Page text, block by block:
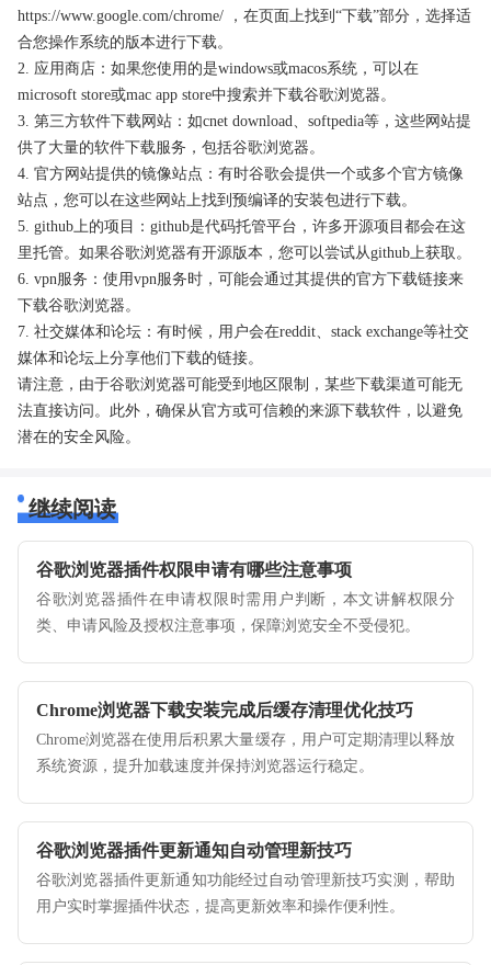
https://www.google.com/chrome/ ，在页面上找到“下载”部分，选择适
合您操作系统的版本进行下载。
2. 应用商店：如果您使用的是windows或macos系统，可以在
microsoft store或mac app store中搜索并下载谷歌浏览器。
3. 第三方软件下载网站：如cnet download、softpedia等，这些网站提
供了大量的软件下载服务，包括谷歌浏览器。
4. 官方网站提供的镜像站点：有时谷歌会提供一个或多个官方镜像
站点，您可以在这些网站上找到预编译的安装包进行下载。
5. github上的项目：github是代码托管平台，许多开源项目都会在这
里托管。如果谷歌浏览器有开源版本，您可以尝试从github上获取。
6. vpn服务：使用vpn服务时，可能会通过其提供的官方下载链接来
下载谷歌浏览器。
7. 社交媒体和论坛：有时候，用户会在reddit、stack exchange等社交
媒体和论坛上分享他们下载的链接。
请注意，由于谷歌浏览器可能受到地区限制，某些下载渠道可能无
法直接访问。此外，确保从官方或可信赖的来源下载软件，以避免
潜在的安全风险。
继续阅读
谷歌浏览器插件权限申请有哪些注意事项
谷歌浏览器插件在申请权限时需用户判断，本文讲解权限分
类、申请风险及授权注意事项，保障浏览安全不受侵犯。
Chrome浏览器下载安装完成后缓存清理优化技巧
Chrome浏览器在使用后积累大量缓存，用户可定期清理以释放
系统资源，提升加载速度并保持浏览器运行稳定。
谷歌浏览器插件更新通知自动管理新技巧
谷歌浏览器插件更新通知功能经过自动管理新技巧实测，帮助
用户实时掌握插件状态，提高更新效率和操作便利性。